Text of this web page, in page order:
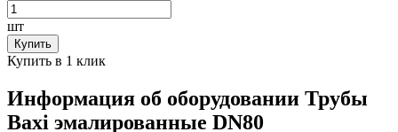
шт
Купить
Купить в 1 клик
Информация об оборудовании Трубы
Baxi эмалированные DN80